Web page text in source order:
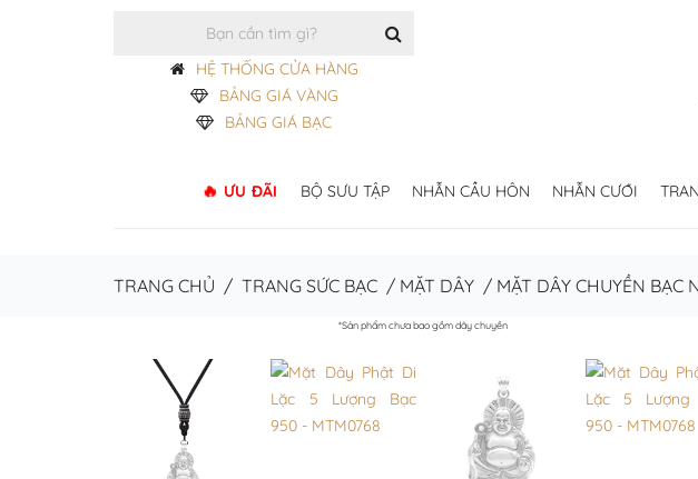
HỆ THỐNG CỬA HÀNG
BẢNG GIÁ VÀNG
BẢNG GIÁ BẠC
ƯU ĐÃI BỘ SƯU TẬP NHẪN CẦU HÔN NHẪN CƯỚI
TRANG CHỦ / TRANG SỨC BẠC / MẶT DÂY / MẶT DÂY CHUYỀN BẠC
*Sản phẩm chưa bao gồm dây chuyền